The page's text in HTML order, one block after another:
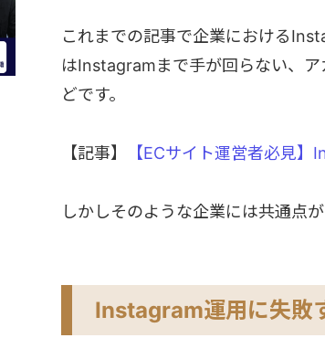
これまでの記事で企業における
はInstagramまで手が回らない、
どです。
【記事】 【ECサイト運営者必見
しかしそのような企業には共通点が
Instagram運用に失敗